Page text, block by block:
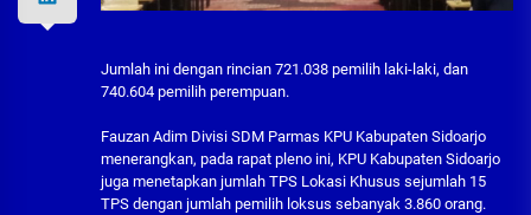
Jumlah ini dengan rincian 721.038 pemilih laki-laki, dan
740.604 pemilih perempuan.
Fauzan Adim Divisi SDM Parmas KPU Kabupaten Sidoarjo
menerangkan, pada rapat pleno ini, KPU Kabupaten Sidoarjo
juga menetapkan jumlah TPS Lokasi Khusus sejumlah 15
TPS dengan jumlah pemilih loksus sebanyak 3.860 orang.